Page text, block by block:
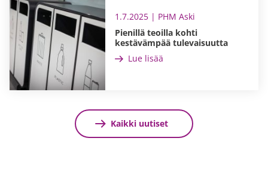
1.7.2025 | PHM Aski
Pienillä teoilla kohti
kestävämpää tulevaisuutta
Lue lisää
Kaikki uutiset